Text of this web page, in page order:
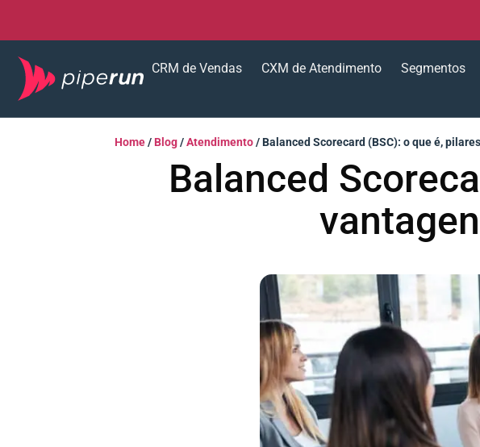
CRM de Vendas CXM de Atendimento Segmentos
Home/ Blog/Atendimento/Balanced Scorecard (BSC): o que é,
Balanced